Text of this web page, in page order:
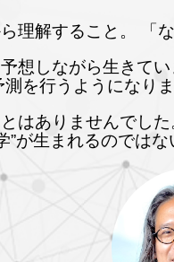
理解すること。 「
想しながら生きて
を行うようになりま
はありませんでし
”が生まれるのでは